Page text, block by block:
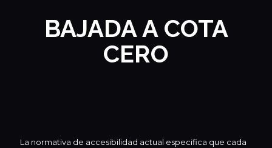
BAJADA A COTA
CERO
La normativa de accesibilidad actual especifica que cada